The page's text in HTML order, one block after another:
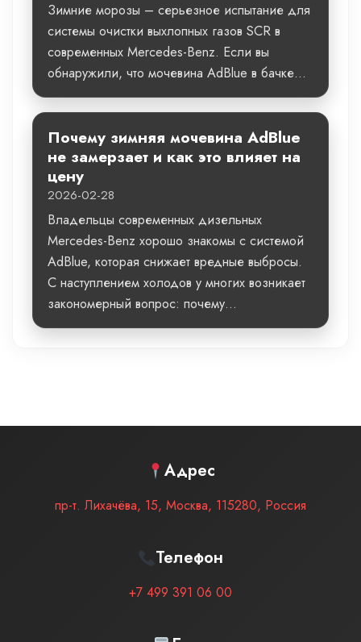
Зимние морозы – серьезное испытание для
системы очистки выхлопных газов SCR в
современных Mercedes-Benz. Если вы
обнаружили, что мочевина AdBlue в бачке...
Почему зимняя мочевина AdBlue
не замерзает и как это влияет на
цену
2026-02-28
Владельцы современных дизельных
Mercedes-Benz хорошо знакомы с системой
AdBlue, которая снижает вредные выбросы.
С наступлением холодов у многих возникает
закономерный вопрос: почему...
Адрес
пр-т. Лихачёва, 15, Москва, 115280, Россия
Телефон
+7 499 391 06 00